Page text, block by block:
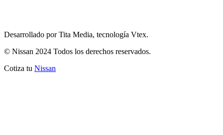
Desarrollado por Tita Media, tecnología Vtex.
© Nissan 2024 Todos los derechos reservados.
Cotiza tu Nissan